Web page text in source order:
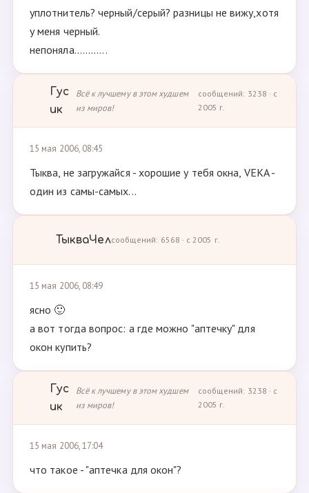
уплотнитель? черный/серый? разницы не вижу,хотя
у меня черный.
непоняла............
Гус
ик
Всё к лучшему в этом худшем
из миров!
сообщений: 3238 · с
2005 г.
15 мая 2006, 08:45
Тыква, не загружайся - хорошие у тебя окна, VEKA -
один из самы-самых...
ТыкваЧелсообщений: 6568 · с 2005 г.
15 мая 2006, 08:49
ясно 🙂
а вот тогда вопрос: а где можно "аптечку" для
окон купить?
Гус
ик
Всё к лучшему в этом худшем
из миров!
сообщений: 3238 · с
2005 г.
15 мая 2006, 17:04
что такое - "аптечка для окон"?